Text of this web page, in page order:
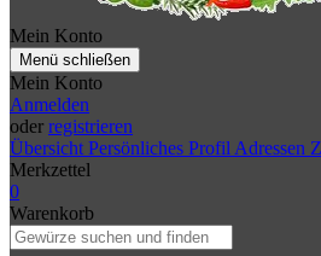
Mein Konto
Menü schließen
Mein Konto
Anmelden
oder registrieren
Übersicht Persönliches Profil Adressen
Merkzettel
0
Warenkorb